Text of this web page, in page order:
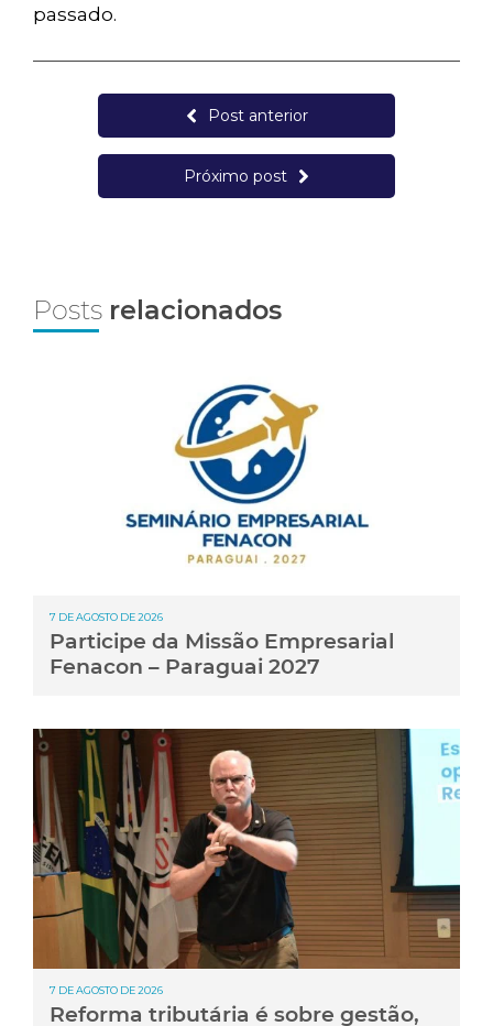
passado.
Post anterior
Próximo post
Posts relacionados
7 DE AGOSTO DE 2026
Participe da Missão Empresarial
Fenacon – Paraguai 2027
7 DE AGOSTO DE 2026
Reforma tributária é sobre gestão,